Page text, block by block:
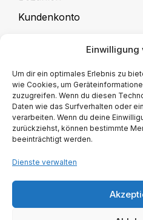
Einwilligung
Um dir ein optimales Erlebnis zu
wie Cookies, um
zuzugreifen. Wenn du diesen
Daten wie das Surfverhalten oder
verarbeiten. Wenn du deine
zurückziehst, können bestimmte
beeinträchtigt werden.
Dienste verwalten
Kundenkonto
Kursangebote
Kursanbieter-Registrierung
Kursanbieter-Verwaltung
Kursanbieter Mitgliedschaft